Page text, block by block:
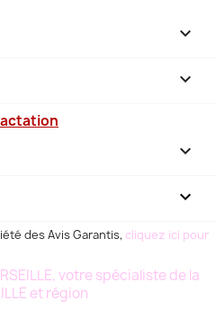



keyboard_arrow_down
des Avis Garantis, cliquez ici pour
votre spécialiste de la
et région